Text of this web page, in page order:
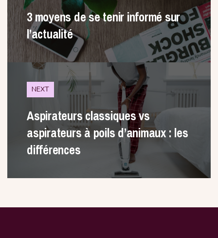
3 moyens de se tenir informé sur
l’actualité
NEXT
Aspirateurs classiques vs
aspirateurs à poils d’animaux : les
différences